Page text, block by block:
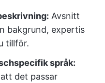
Avsnitt
bakgrund, expertis
tillför.
språk:
det passar